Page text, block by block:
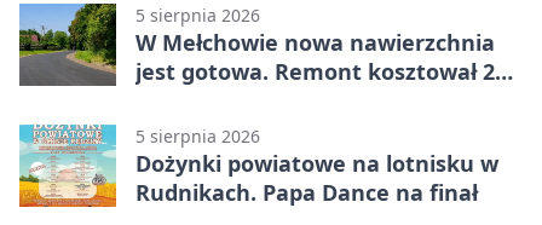
5 sierpnia 2026
W Mełchowie nowa nawierzchnia
jest gotowa. Remont kosztował 222
5 sierpnia 2026
Dożynki powiatowe na lotnisku w
Rudnikach. Papa Dance na finał